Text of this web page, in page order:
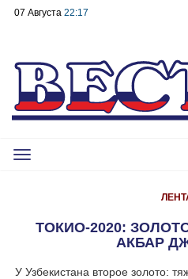
07 Августа 22:17
Toggle
ТОКИО-2020:
АКБАР
У Узбекистана второе золото: